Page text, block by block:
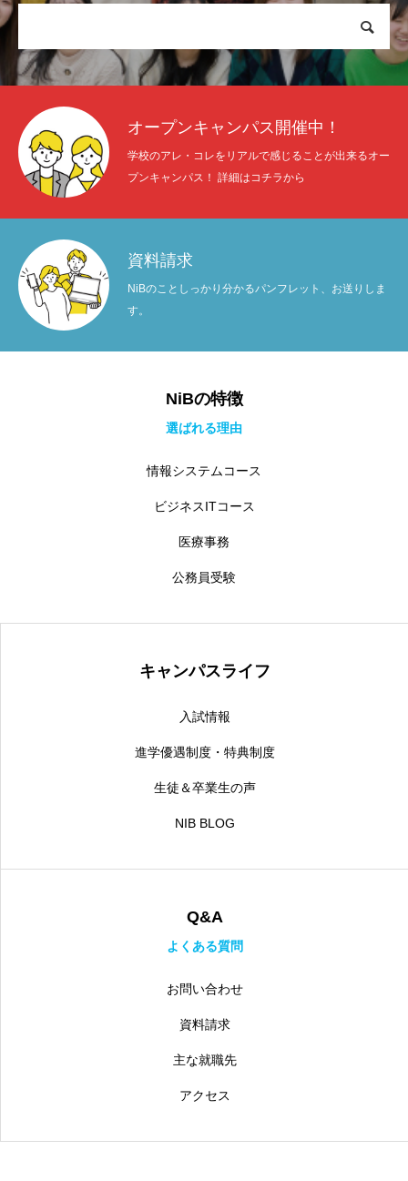
オープンキャンパス開催中！
学校のアレ・コレをリアルで感じることが出来るオー
プンキャンパス！ 詳細はコチラから
資料請求
NiBのことしっかり分かるパンフレット、お送りしま
す。
NiBの特徴
選ばれる理由
情報システムコース
ビジネスITコース
医療事務
公務員受験
キャンパスライフ
入試情報
進学優遇制度・特典制度
生徒＆卒業生の声
NIB BLOG
Q&A
よくある質問
お問い合わせ
資料請求
主な就職先
アクセス